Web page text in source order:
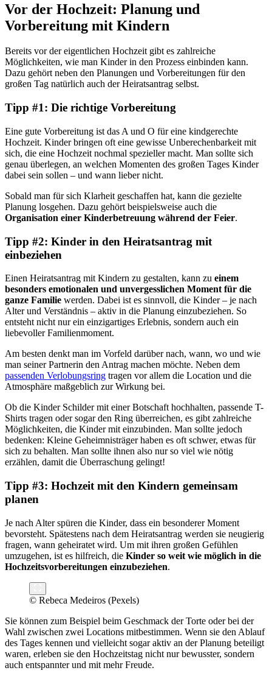
Vor der Hochzeit: Planung und
Vorbereitung mit Kindern
Bereits vor der eigentlichen Hochzeit gibt es zahlreiche
Möglichkeiten, wie man Kinder in den Prozess einbinden kann.
Dazu gehört neben den Planungen und Vorbereitungen für den
großen Tag natürlich auch der Heiratsantrag selbst.
Tipp #1: Die richtige Vorbereitung
Eine gute Vorbereitung ist das A und O für eine kindgerechte
Hochzeit. Kinder bringen oft eine gewisse Unberechenbarkeit mit
sich, die eine Hochzeit nochmal spezieller macht. Man sollte sich
genau überlegen, an welchen Momenten des großen Tages Kinder
dabei sein sollen – und wann lieber nicht.
Sobald man für sich Klarheit geschaffen hat, kann die gezielte
Planung losgehen. Dazu gehört beispielsweise auch die
Organisation einer Kinderbetreuung während der Feier.
Tipp #2: Kinder in den Heiratsantrag mit
einbeziehen
Einen Heiratsantrag mit Kindern zu gestalten, kann zu einem
besonders emotionalen und unvergesslichen Moment für die
ganze Familie werden. Dabei ist es sinnvoll, die Kinder – je nach
Alter und Verständnis – aktiv in die Planung einzubeziehen. So
entsteht nicht nur ein einzigartiges Erlebnis, sondern auch ein
liebevoller Familienmoment.
Am besten denkt man im Vorfeld darüber nach, wann, wo und wie
man seiner Partnerin den Antrag machen möchte. Neben dem
passenden Verlobungsring tragen vor allem die Location und die
Atmosphäre maßgeblich zur Wirkung bei.
Ob die Kinder Schilder mit einer Botschaft hochhalten, passende T-
Shirts tragen oder sogar den Ring überreichen, es gibt zahlreiche
Möglichkeiten, die Kinder mit einzubinden. Man sollte jedoch
bedenken: Kleine Geheimnisträger haben es oft schwer, etwas für
sich zu behalten. Man sollte ihnen also nur so viel wie nötig
erzählen, damit die Überraschung gelingt!
Tipp #3: Hochzeit mit den Kindern gemeinsam
planen
Je nach Alter spüren die Kinder, dass ein besonderer Moment
bevorsteht. Spätestens nach dem Heiratsantrag werden sie neugierig
fragen, wann geheiratet wird. Um mit ihren großen Gefühlen
umzugehen, ist es hilfreich, die Kinder so weit wie möglich in die
Hochzeitsvorbereitungen einzubeziehen.
© Rebeca Medeiros (Pexels)
Sie können zum Beispiel beim Geschmack der Torte oder bei der
Wahl zwischen zwei Locations mitbestimmen. Wenn sie den Ablauf
des Tages kennen und vielleicht sogar aktiv an der Planung beteiligt
waren, erleben sie den Hochzeitstag nicht nur bewusster, sondern
auch entspannter und mit mehr Freude.